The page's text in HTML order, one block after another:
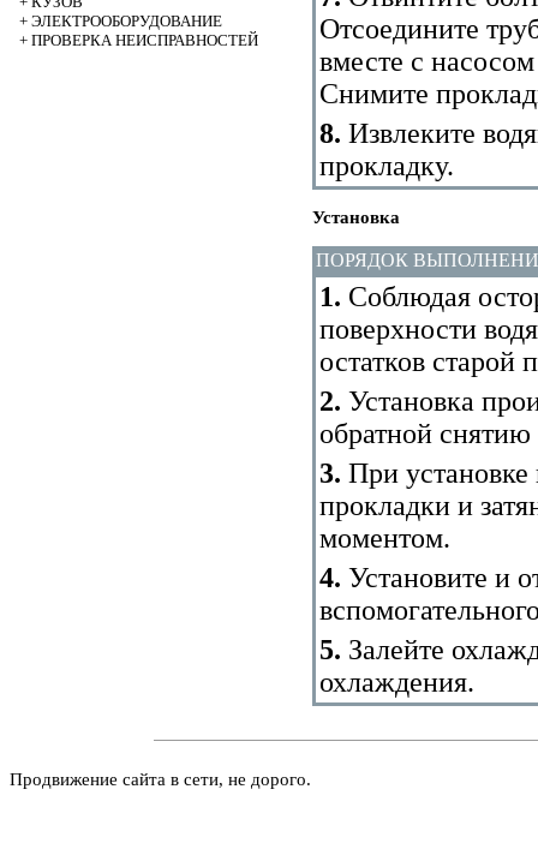
+ ЭЛЕКТРООБОРУДОВАНИЕ
+ ПРОВЕРКА НЕИСПРАВНОСТЕЙ
Отсоедините
вместе с
Снимите
8. Извлеките
прокладку.
Установка
ПОРЯДОК
1. Соблюдая
поверхности
остатков старой
2. Установка
обратной
3. При установке
прокладки и
моментом.
4. Установите и
5. Залейте
охлаждения.
Продвижение сайта в сети, не дорого.